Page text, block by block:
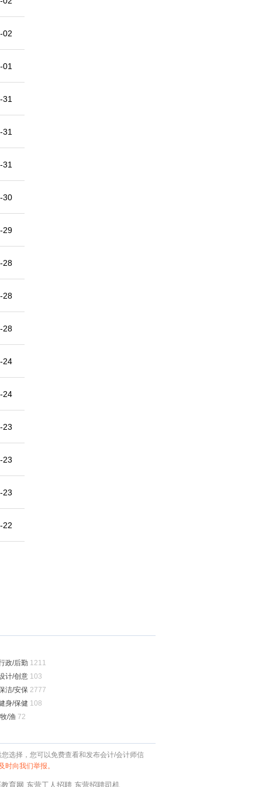
02
01
31
31
31
30
29
28
28
28
24
24
23
23
23
22
政/后勤 1211
计/创意 103
洁/安保 2777
身/保健 108
/渔 72
选择，您可以免费查看和发布会计/会计师信
向我们举报。
育网 东营工人招聘 东营招聘司机